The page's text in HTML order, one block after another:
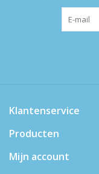
Klantenservice
Producten
Mijn account